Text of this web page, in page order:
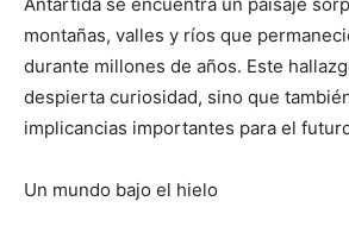
montañas, valles y ríos que
durante millones de años. Este
despierta curiosidad, sino que
implicancias importantes para el
Un mundo bajo el hielo